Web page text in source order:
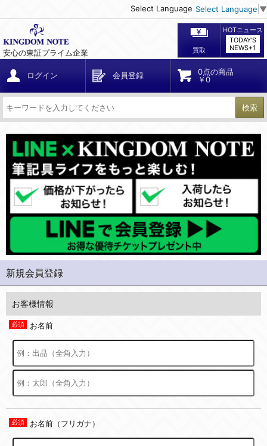
Select Language Select Language ▼
安心の東証プライム企業 買取
HOTニュース
TODAY'S
NEWS+1
ログイン 会員登録
0点の商品
￥0
検索
新規会員登録
お客様情報
お名前
お名前（フリガナ）